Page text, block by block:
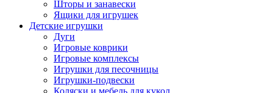
Шторы и занавески
Ящики для игрушек
Детские игрушки
Дуги
Игровые коврики
Игровые комплексы
Игрушки для песочницы
Игрушки-подвески
Коляски и мебель для кукол